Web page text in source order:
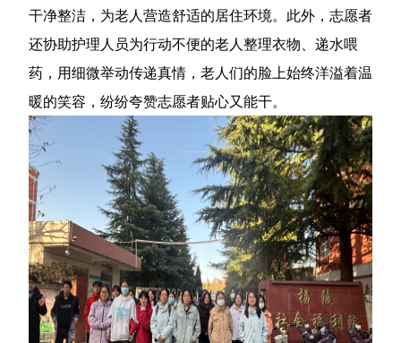
干净整洁，为老人营造舒适的居住环境。此外，志愿者
还协助护理人员为行动不便的老人整理衣物、递水喂
药，用细微举动传递真情，老人们的脸上始终洋溢着温
暖的笑容，纷纷夸赞志愿者贴心又能干。